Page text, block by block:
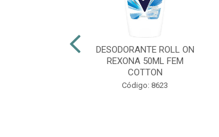
DESODORANTE ROLL ON
REXONA 50ML FEM
COTTON
Código: 8623